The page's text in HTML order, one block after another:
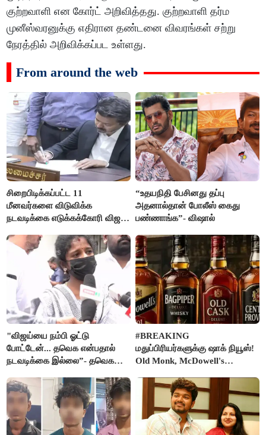
குற்றவாளி என கோர்ட் அறிவித்தது. குற்றவாளி தர்ம
முனீஸ்வரனுக்கு எதிரான தண்டனை விவரங்கள் சற்று
நேரத்தில் அறிவிக்கப்பட உள்ளது.
From around the web
சிறைபிடிக்கப்பட்ட 11
மீனவர்களை விடுவிக்க
நடவடிக்கை எடுக்கக்கோரி விஜய்
“உதயநிதி பேசினது தப்பு
அதனால்தான் போலீஸ் கைது
பண்ணாங்க”- விஷால்
"விஜய்யை நம்பி ஓட்டு
போட்டேன்... தவெக என்பதால்
நடவடிக்கை இல்லை”- தவெக
கதறல்
#BREAKING
மதுப்பிரியர்களுக்கு ஷாக் நியூஸ்!
Old Monk, McDowell's
FSSAI தடை